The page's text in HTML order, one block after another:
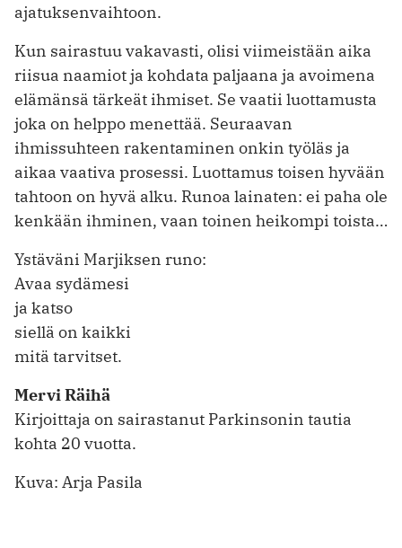
ajatuksenvaihtoon.
Kun sairastuu vakavasti, olisi viimeistään aika
riisua naamiot ja kohdata paljaana ja avoimena
elämänsä tärkeät ihmiset. Se vaatii luottamusta
joka on helppo menettää. Seuraavan
ihmissuhteen rakentaminen onkin työläs ja
aikaa vaativa prosessi. Luottamus toisen hyvään
tahtoon on hyvä alku. Runoa lainaten: ei paha ole
kenkään ihminen, vaan toinen heikompi toista…
Ystäväni Marjiksen runo:
Avaa sydämesi
ja katso
siellä on kaikki
mitä tarvitset.
Mervi Räihä
Kirjoittaja on sairastanut Parkinsonin tautia
kohta 20 vuotta.
Kuva: Arja Pasila